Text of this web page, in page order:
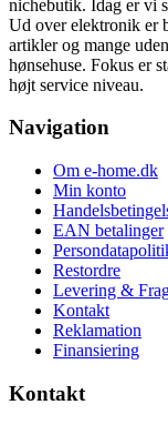
nichebutik. Idag er vi
Ud over elektronik er
artikler og mange
hønsehuse. Fokus er
højt service niveau.
Navigation
Om e-home.dk
Min konto
EAN betalinger
Restordre
Levering &
Kontakt
Reklamation
Finansiering
Kontakt